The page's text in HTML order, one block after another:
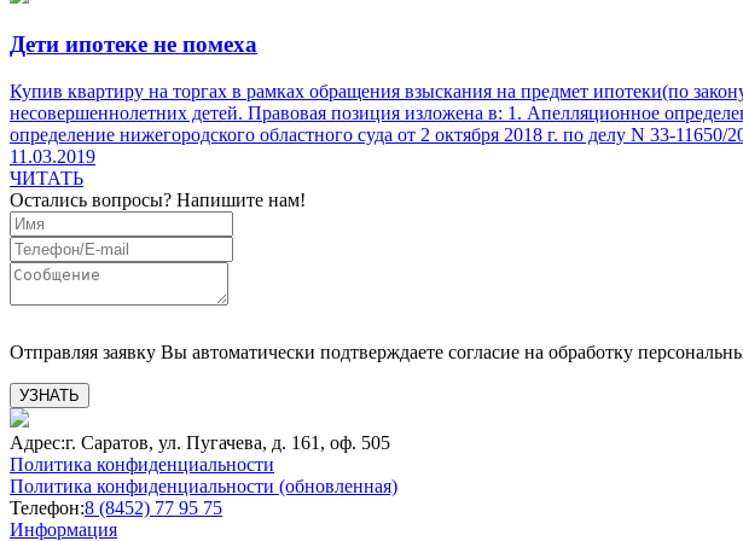
Дети ипотеке не помеха
Купив квартиру на торгах в рамках обращения взыскания на предмет ипотеки(по
несовершеннолетних детей. Правовая позиция изложена в: 1. Апелляционное
определение нижегородского областного суда от 2 октября 2018 г. по делу N 33-
11.03.2019
ЧИТАТЬ
Остались вопросы? Напишите нам!
Отправляя заявку Вы автоматически подтверждаете согласие на обработку
УЗНАТЬ
Адрес:г. Саратов, ул. Пугачева, д. 161, оф. 505
Политика конфиденциальности
Политика конфиденциальности (обновленная)
Телефон:8 (8452) 77 95 75
Информация